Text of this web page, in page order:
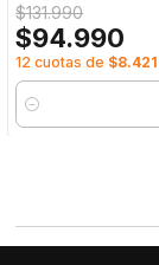
$131.990
$94.990
12 cuotas de $8.421
Cantidad